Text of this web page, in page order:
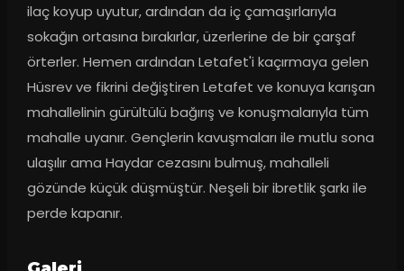
ilaç koyup uyutur, ardından da iç çamaşırlarıyla
sokağın ortasına bırakırlar, üzerlerine de bir çarşaf
örterler. Hemen ardından Letafet'i kaçırmaya gelen
Hüsrev ve fikrini değiştiren Letafet ve konuya karışan
mahallelinin gürültülü bağırış ve konuşmalarıyla tüm
mahalle uyanır. Gençlerin kavuşmaları ile mutlu sona
ulaşılır ama Haydar cezasını bulmuş, mahalleli
gözünde küçük düşmüştür. Neşeli bir ibretlik şarkı ile
perde kapanır.